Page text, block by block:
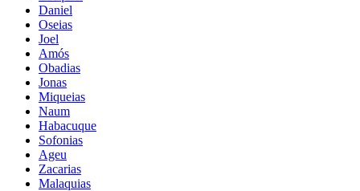
Daniel
Oseias
Joel
Amós
Obadias
Jonas
Miqueias
Naum
Habacuque
Sofonias
Ageu
Zacarias
Malaquias